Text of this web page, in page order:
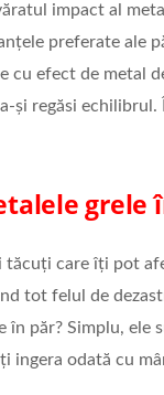
impact al
preferate ale
cu efect de metal
și regăsi
grele
tăcuți care îți pot
tot felul de
în păr? Simplu,
ingera odată cu